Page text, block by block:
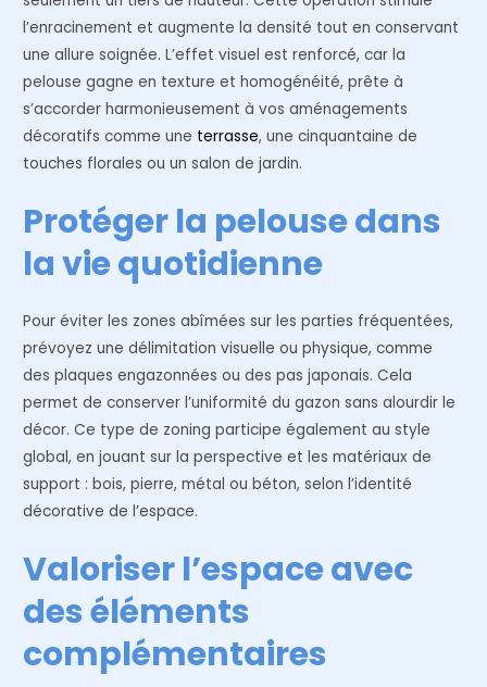
l’enracinement et augmente la densité tout en conservant
une allure soignée. L’effet visuel est renforcé, car la
pelouse gagne en texture et homogénéité, prête à
s’accorder harmonieusement à vos aménagements
décoratifs comme une terrasse, une cinquantaine de
touches florales ou un salon de jardin.
Protéger la pelouse dans
la vie quotidienne
Pour éviter les zones abîmées sur les parties fréquentées,
prévoyez une délimitation visuelle ou physique, comme
des plaques engazonnées ou des pas japonais. Cela
permet de conserver l’uniformité du gazon sans alourdir le
décor. Ce type de zoning participe également au style
global, en jouant sur la perspective et les matériaux de
support : bois, pierre, métal ou béton, selon l’identité
décorative de l’espace.
Valoriser l’espace avec
des éléments
complémentaires